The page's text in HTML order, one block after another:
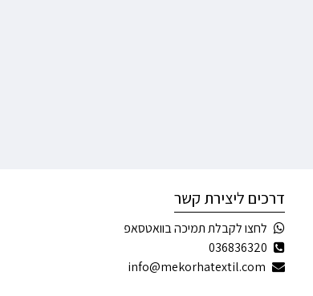
דרכים ליצירת קשר
לחצו לקבלת תמיכה בוואטסאפ
036836320
info@mekorhatextil.com